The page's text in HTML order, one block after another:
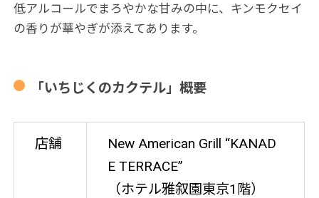
低アルコールでまろやかな甘みの中に、キンモクセイ
の香りが華やぎが添えてあります。
「いちじくのカクテル」概要
店舗
New American Grill “KANAD
E TERRACE”
（ホテル雅叙園東京1階）